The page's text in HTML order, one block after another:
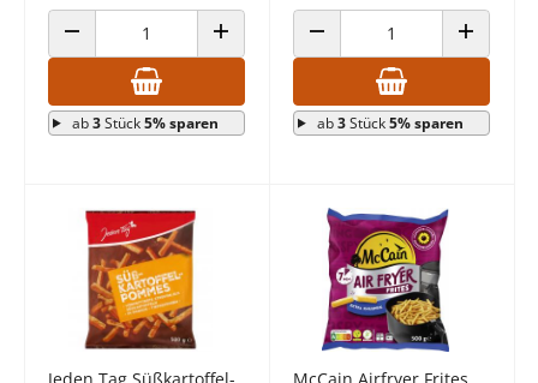
ANZAHL VERRINGERN ANZAHL ERHÖHEN
ab3Stück5% sparen
ANZAHL VERRINGERN ANZAHL
ab3Stück5% sparen